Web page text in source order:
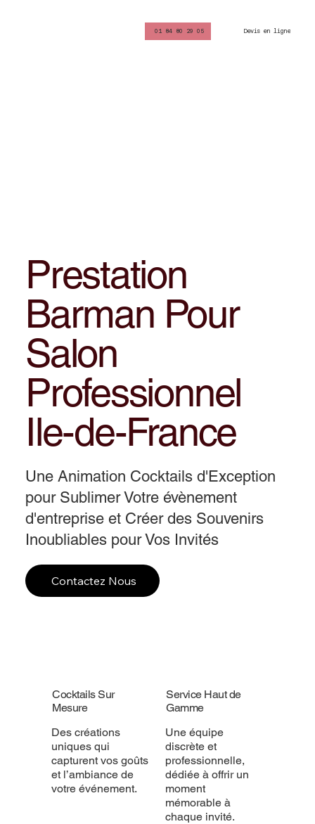
01 84 80 29 05 Devis en ligne
Prestation
Barman Pour
Salon
Professionnel
Ile-de-France
Une Animation Cocktails d'Exception
pour Sublimer Votre évènement
d'entreprise et Créer des Souvenirs
Inoubliables pour Vos Invités
Contactez Nous
Cocktails Sur
Mesure
Des créations
uniques qui
capturent vos goûts
et l’ambiance de
votre événement.
Service Haut de
Gamme
Une équipe
discrète et
professionnelle,
dédiée à offrir un
moment
mémorable à
chaque invité.